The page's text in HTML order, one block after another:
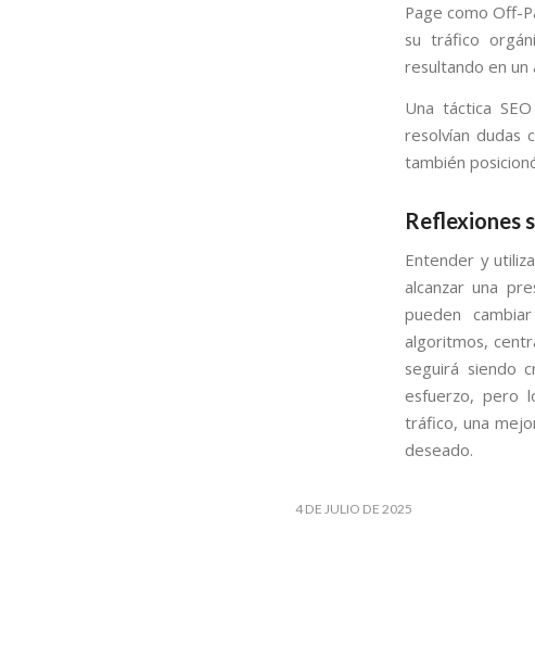
Page como Off-
su tráfico
resultando en un
Una táctica
resolvían dudas
también
Reflexiones
Entender y
alcanzar una
pueden
algoritmos,
seguirá siendo
esfuerzo, pero
tráfico, una
deseado.
4 DE JULIO DE 2025